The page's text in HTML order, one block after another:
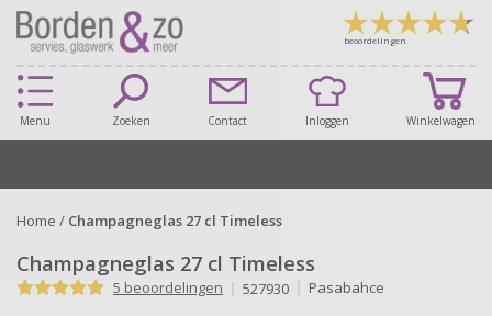
beoordelingen
Menu Zoeken Contact Inloggen Winkelwagen
Home / Champagneglas 27 cl Timeless
Champagneglas 27 cl Timeless
5 beoordelingen 527930 Pasabahce